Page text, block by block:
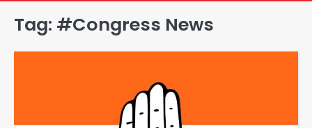
Tag: #Congress News